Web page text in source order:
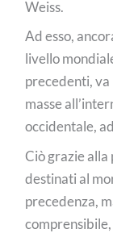
Weiss.
Ad esso,
livello
precedenti,
masse
occidentale,
Ciò grazie
destinati al
precedenza,